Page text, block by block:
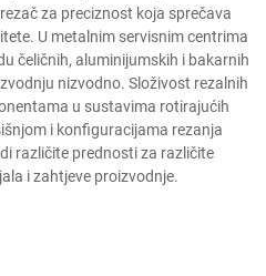
za preciznost koja sprečava
U metalnim servisnim centrima
čeličnih, aluminijumskih i bakarnih
nizvodno. Složivost rezalnih
u sustavima rotirajućih
i konfiguracijama rezanja
različite prednosti za različite
i zahtjeve proizvodnje.